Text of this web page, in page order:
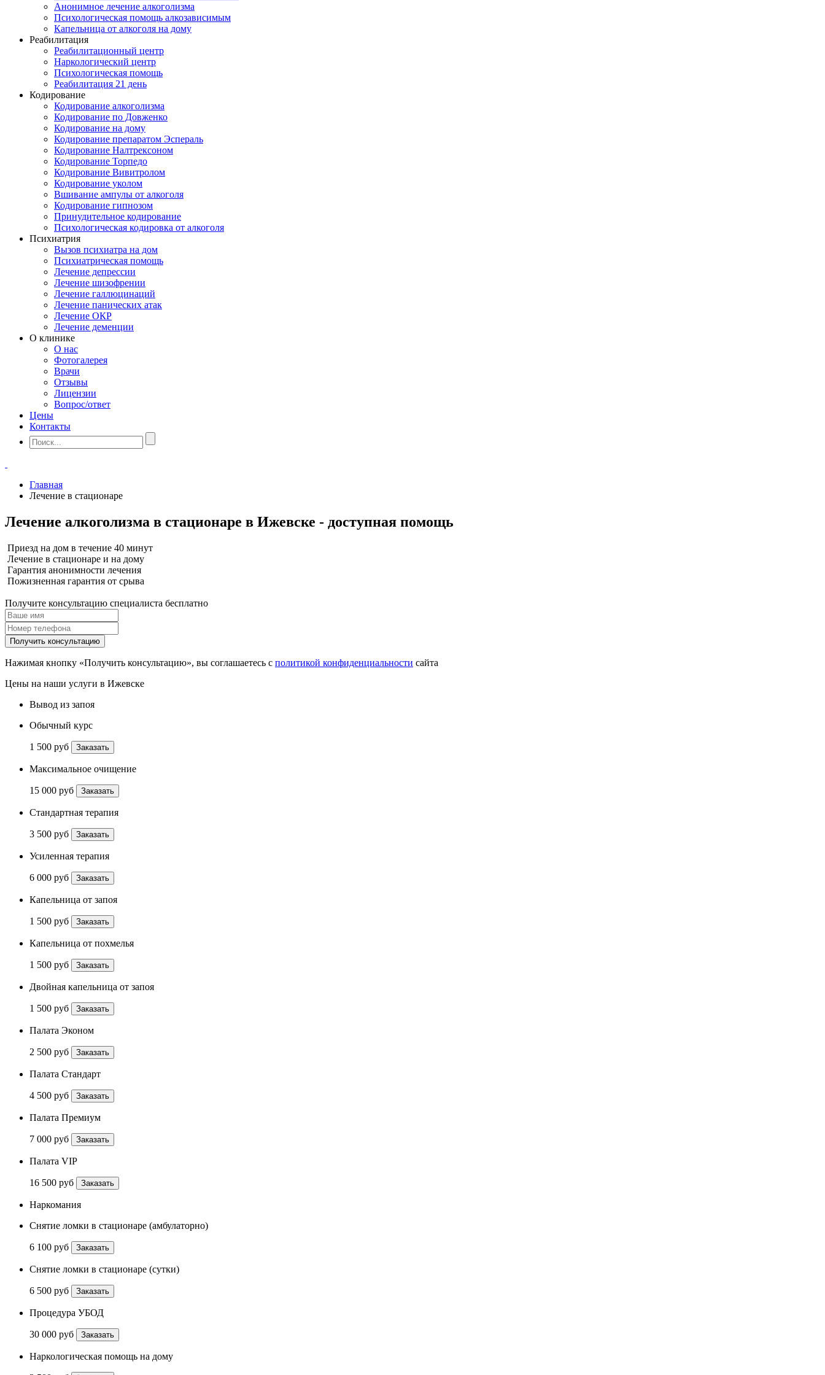
Анонимное лечение алкоголизма
Психологическая помощь алкозависимым
Капельница от алкоголя на дому
Реабилитация
Реабилитационный центр
Наркологический центр
Психологическая помощь
Реабилитация 21 день
Кодирование
Кодирование алкоголизма
Кодирование по Довженко
Кодирование на дому
Кодирование препаратом Эспераль
Кодирование Налтрексоном
Кодирование Торпедо
Кодирование Вивитролом
Кодирование уколом
Вшивание ампулы от алкоголя
Кодирование гипнозом
Принудительное кодирование
Психологическая кодировка от алкоголя
Психиатрия
Вызов психиатра на дом
Психиатрическая помощь
Лечение депрессии
Лечение шизофрении
Лечение галлюцинаций
Лечение панических атак
Лечение ОКР
Лечение деменции
О клинике
О нас
Фотогалерея
Врачи
Отзывы
Лицензии
Вопрос/ответ
Цены
Контакты
Главная
Лечение в стационаре
Лечение алкоголизма в стационаре в Ижевске - доступная помощь
Приезд на дом в течение 40 минут
Лечение в стационаре и на дому
Гарантия анонимности лечения
Пожизненная гарантия от срыва
Получите консультацию специалиста бесплатно
Получить консультацию
Нажимая кнопку «Получить консультацию», вы соглашаетесь с политикой конфиденциальности сайта
Цены на наши услуги в Ижевске
Вывод из запоя
Обычный курс
1 500 руб Заказать
Максимальное очищение
15 000 руб Заказать
Стандартная терапия
3 500 руб Заказать
Усиленная терапия
6 000 руб Заказать
Капельница от запоя
1 500 руб Заказать
Капельница от похмелья
1 500 руб Заказать
Двойная капельница от запоя
1 500 руб Заказать
Палата Эконом
2 500 руб Заказать
Палата Стандарт
4 500 руб Заказать
Палата Премиум
7 000 руб Заказать
Палата VIP
16 500 руб Заказать
Наркомания
Снятие ломки в стационаре (амбулаторно)
6 100 руб Заказать
Снятие ломки в стационаре (сутки)
6 500 руб Заказать
Процедура УБОД
30 000 руб Заказать
Наркологическая помощь на дому